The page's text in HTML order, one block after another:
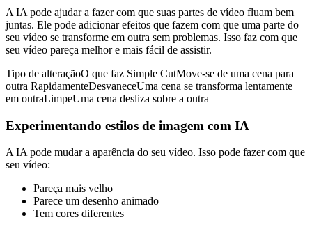
A IA pode ajudar a fazer com que suas partes de vídeo fluam bem
juntas. Ele pode adicionar efeitos que fazem com que uma parte do
seu vídeo se transforme em outra sem problemas. Isso faz com que
seu vídeo pareça melhor e mais fácil de assistir.
Tipo de alteraçãoO que faz Simple CutMove-se de uma cena para
outra RapidamenteDesvaneceUma cena se transforma lentamente
em outraLimpeUma cena desliza sobre a outra
Experimentando estilos de imagem com IA
A IA pode mudar a aparência do seu vídeo. Isso pode fazer com que
seu vídeo:
Pareça mais velho
Parece um desenho animado
Tem cores diferentes